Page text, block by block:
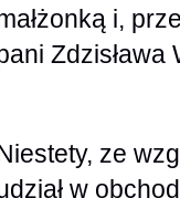
i,
Zdzisława
ze
w